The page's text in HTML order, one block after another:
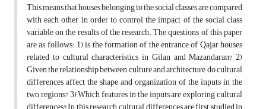
This means that houses belonging to the social classes are compared
with each other in order to control the impact of the social class
variable on the results of the research. The questions of this paper
are as follows: 1) is the formation of the entrance of Qajar houses
related to cultural characteristics in Gilan and Mazandaran? 2)
Given the relationship between culture and architecture, do cultural
differences affect the shape and organization of the inputs in the
two regions? 3) Which features in the inputs are exploring cultural